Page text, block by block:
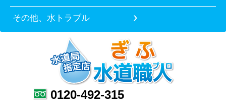
その他、水トラブル
0120-492-315